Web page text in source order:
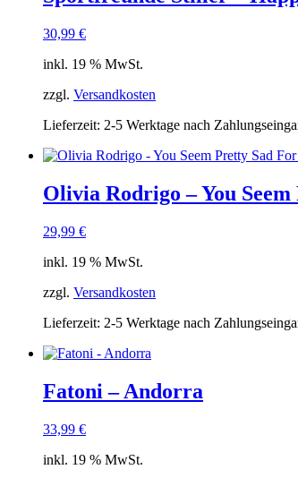
30,99 €
inkl. 19 % MwSt.
zzgl. Versandkosten
Lieferzeit: 2-5 Werktage nach
Olivia Rodrigo – You
29,99 €
inkl. 19 % MwSt.
zzgl. Versandkosten
Lieferzeit: 2-5 Werktage nach
Fatoni – Andorra
33,99 €
inkl. 19 % MwSt.